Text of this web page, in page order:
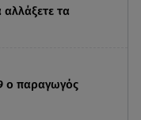
αλλάξετε τα
ο παραγωγός